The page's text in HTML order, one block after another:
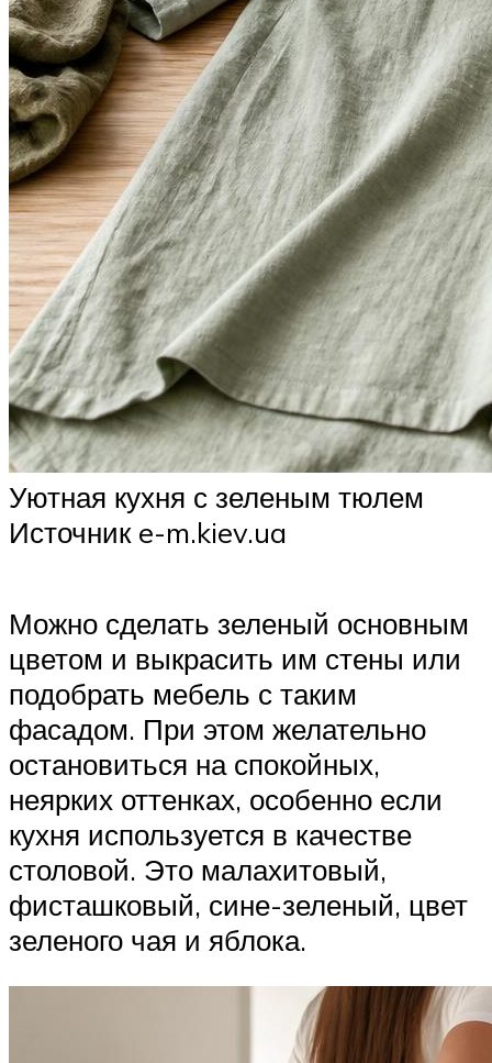
Уютная кухня с зеленым тюлем
Источник e-m.kiev.ua
Можно сделать зеленый основным
цветом и выкрасить им стены или
подобрать мебель с таким
фасадом. При этом желательно
остановиться на спокойных,
неярких оттенках, особенно если
кухня используется в качестве
столовой. Это малахитовый,
фисташковый, сине-зеленый, цвет
зеленого чая и яблока.